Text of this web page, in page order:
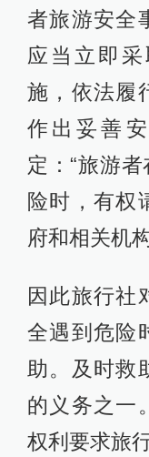
者旅游安全
应当立即
施，依法履
作出妥善
定：“旅游
险时，有权
府和相关机
因此旅行社
全遇到危险
助。及时救
的义务之一
权利要求旅